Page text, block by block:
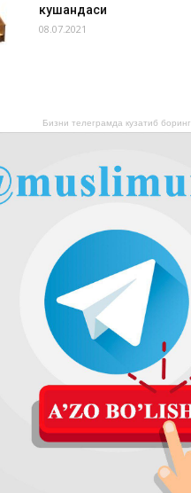
кушандаси
08.07.2021
Бизни телеграмда кузатиб боринг